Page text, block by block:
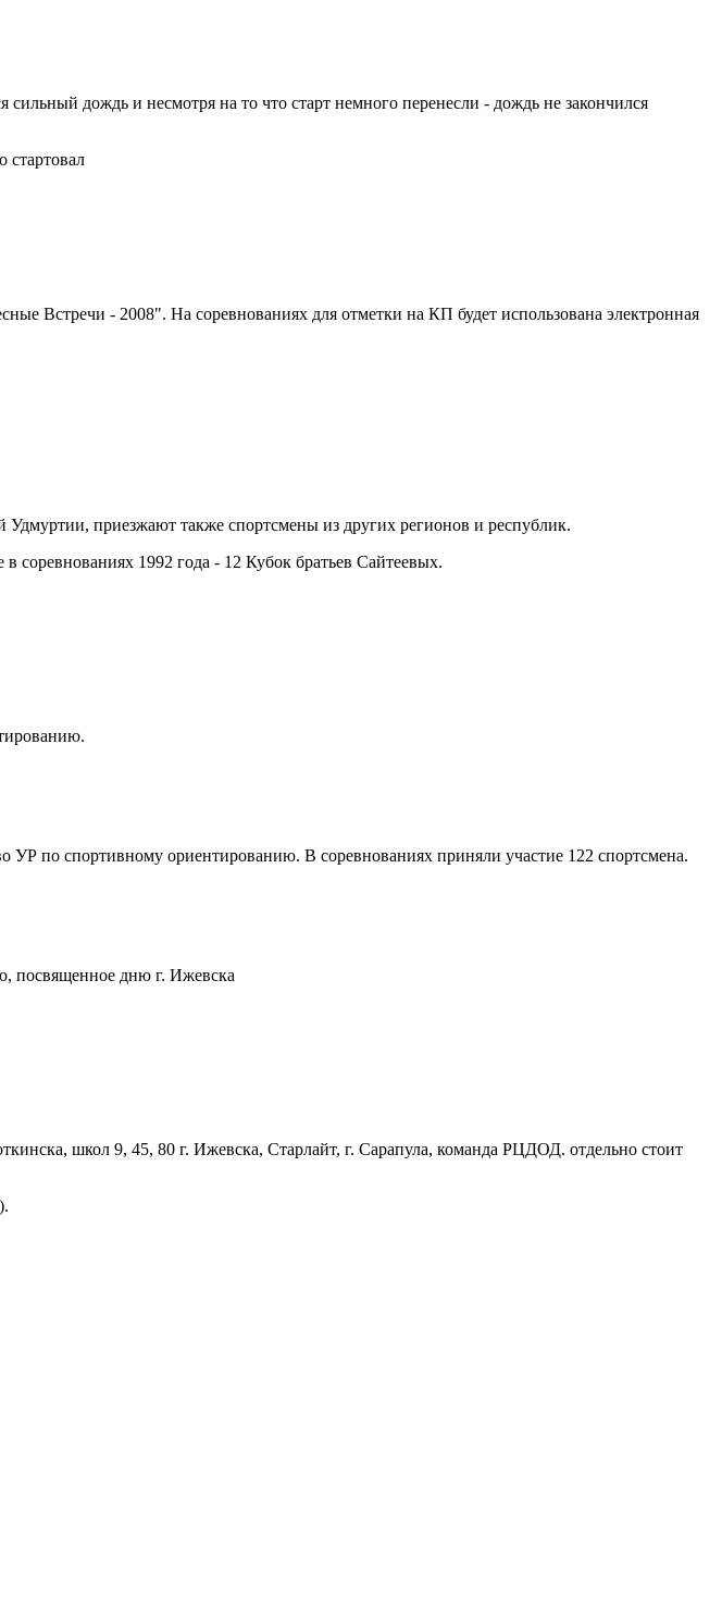
дождь и несмотря на то что старт немного перенесли - дождь не закончился
стартовал
Встречи - 2008". На соревнованиях для отметки на КП будет использована электронная
приезжают также спортсмены из других регионов и республик.
1992 года - 12 Кубок братьев Сайтеевых.
по спортивному ориентированию. В соревнованиях приняли участие 122 спортсмена.
посвященное дню г. Ижевска
школ 9, 45, 80 г. Ижевска, Старлайт, г. Сарапула, команда РЦДОД. отдельно стоит